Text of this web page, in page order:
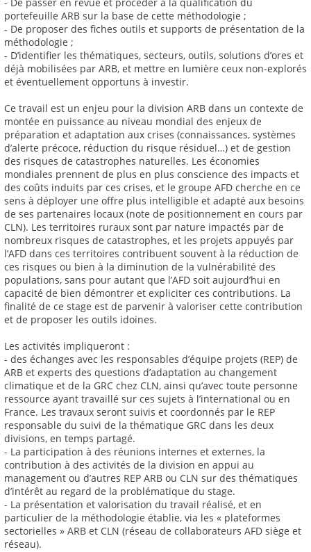
portefeuille ARB sur la base de cette méthodologie ;
- De proposer des fiches outils et supports de présentation de la
méthodologie ;
- D’identifier les thématiques, secteurs, outils, solutions d’ores et
déjà mobilisées par ARB, et mettre en lumière ceux non-explorés
et éventuellement opportuns à investir.
Ce travail est un enjeu pour la division ARB dans un contexte de
montée en puissance au niveau mondial des enjeux de
préparation et adaptation aux crises (connaissances, systèmes
d’alerte précoce, réduction du risque résiduel…) et de gestion
des risques de catastrophes naturelles. Les économies
mondiales prennent de plus en plus conscience des impacts et
des coûts induits par ces crises, et le groupe AFD cherche en ce
sens à déployer une offre plus intelligible et adapté aux besoins
de ses partenaires locaux (note de positionnement en cours par
CLN). Les territoires ruraux sont par nature impactés par de
nombreux risques de catastrophes, et les projets appuyés par
l’AFD dans ces territoires contribuent souvent à la réduction de
ces risques ou bien à la diminution de la vulnérabilité des
populations, sans pour autant que l’AFD soit aujourd’hui en
capacité de bien démontrer et expliciter ces contributions. La
finalité de ce stage est de parvenir à valoriser cette contribution
et de proposer les outils idoines.
Les activités impliqueront :
- des échanges avec les responsables d’équipe projets (REP) de
ARB et experts des questions d’adaptation au changement
climatique et de la GRC chez CLN, ainsi qu’avec toute personne
ressource ayant travaillé sur ces sujets à l’international ou en
France. Les travaux seront suivis et coordonnés par le REP
responsable du suivi de la thématique GRC dans les deux
divisions, en temps partagé.
- La participation à des réunions internes et externes, la
contribution à des activités de la division en appui au
management ou d’autres REP ARB ou CLN sur des thématiques
d’intérêt au regard de la problématique du stage.
- La présentation et valorisation du travail réalisé, et en
particulier de la méthodologie établie, via les « plateformes
sectorielles » ARB et CLN (réseau de collaborateurs AFD siège et
réseau).